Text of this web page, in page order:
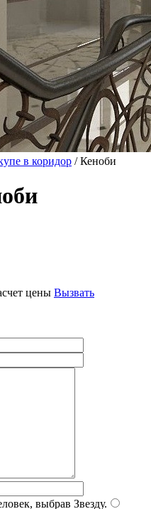
в коридор / Кеноби
цены Вызвать
выбрав Звезду.